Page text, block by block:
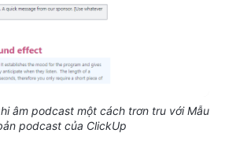
âm podcast một cách trơn tru với Mẫu
podcast của ClickUp